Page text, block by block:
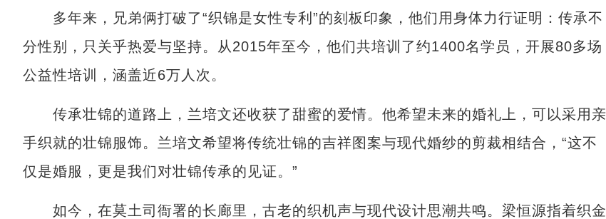
多年来，兄弟俩打破了“织锦是女性专利”的刻板印象，他们用身体力行证明：传承不
分性别，只关乎热爱与坚持。从2015年至今，他们共培训了约1400名学员，开展80多场
公益性培训，涵盖近6万人次。
传承壮锦的道路上，兰培文还收获了甜蜜的爱情。他希望未来的婚礼上，可以采用亲
手织就的壮锦服饰。兰培文希望将传统壮锦的吉祥图案与现代婚纱的剪裁相结合，“这不
仅是婚服，更是我们对壮锦传承的见证。”
如今，在莫土司衙署的长廊里，古老的织机声与现代设计思潮共鸣。梁恒源指着织金